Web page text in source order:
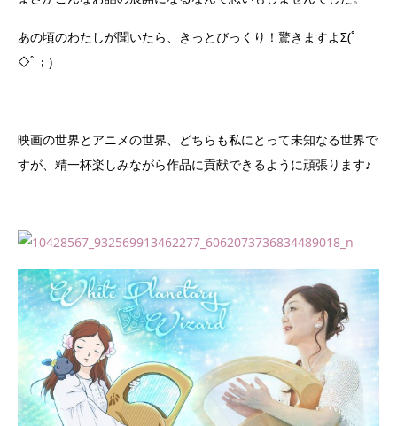
あの頃のわたしが聞いたら、きっとびっくり！驚きますよΣ(ﾟ
◇ﾟ；)
映画の世界とアニメの世界、どちらも私にとって未知なる世界で
すが、精一杯楽しみながら作品に貢献できるように頑張ります♪